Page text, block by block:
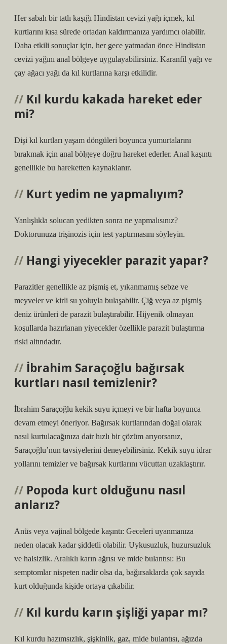
Her sabah bir tatlı kaşığı Hindistan cevizi yağı içmek, kıl
kurtlarını kısa sürede ortadan kaldırmanıza yardımcı olabilir.
Daha etkili sonuçlar için, her gece yatmadan önce Hindistan
cevizi yağını anal bölgeye uygulayabilirsiniz. Karanfil yağı ve
çay ağacı yağı da kıl kurtlarına karşı etkilidir.
Kıl kurdu kakada hareket eder
mi?
Dişi kıl kurtları yaşam döngüleri boyunca yumurtalarını
bırakmak için anal bölgeye doğru hareket ederler. Anal kaşıntı
genellikle bu hareketten kaynaklanır.
Kurt yedim ne yapmalıyım?
Yanlışlıkla solucan yedikten sonra ne yapmalısınız?
Doktorunuza trişinozis için test yaptırmasını söyleyin.
Hangi yiyecekler parazit yapar?
Parazitler genellikle az pişmiş et, yıkanmamış sebze ve
meyveler ve kirli su yoluyla bulaşabilir. Çiğ veya az pişmiş
deniz ürünleri de parazit bulaştırabilir. Hijyenik olmayan
koşullarda hazırlanan yiyecekler özellikle parazit bulaştırma
riski altındadır.
İbrahim Saraçoğlu bağırsak
kurtları nasıl temizlenir?
İbrahim Saraçoğlu kekik suyu içmeyi ve bir hafta boyunca
devam etmeyi öneriyor. Bağırsak kurtlarından doğal olarak
nasıl kurtulacağınıza dair hızlı bir çözüm arıyorsanız,
Saraçoğlu’nun tavsiyelerini deneyebilirsiniz. Kekik suyu idrar
yollarını temizler ve bağırsak kurtlarını vücuttan uzaklaştırır.
Popoda kurt olduğunu nasıl
anlarız?
Anüs veya vajinal bölgede kaşıntı: Geceleri uyanmanıza
neden olacak kadar şiddetli olabilir. Uykusuzluk, huzursuzluk
ve halsizlik. Aralıklı karın ağrısı ve mide bulantısı: Bu
semptomlar nispeten nadir olsa da, bağırsaklarda çok sayıda
kurt olduğunda kişide ortaya çıkabilir.
Kıl kurdu karın şişliği yapar mı?
Kıl kurdu hazımsızlık, şişkinlik, gaz, mide bulantısı, ağızda